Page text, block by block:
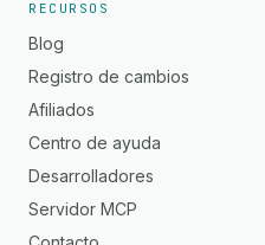
RECURSOS
Blog
Registro de cambios
Afiliados
Centro de ayuda
Desarrolladores
Servidor MCP